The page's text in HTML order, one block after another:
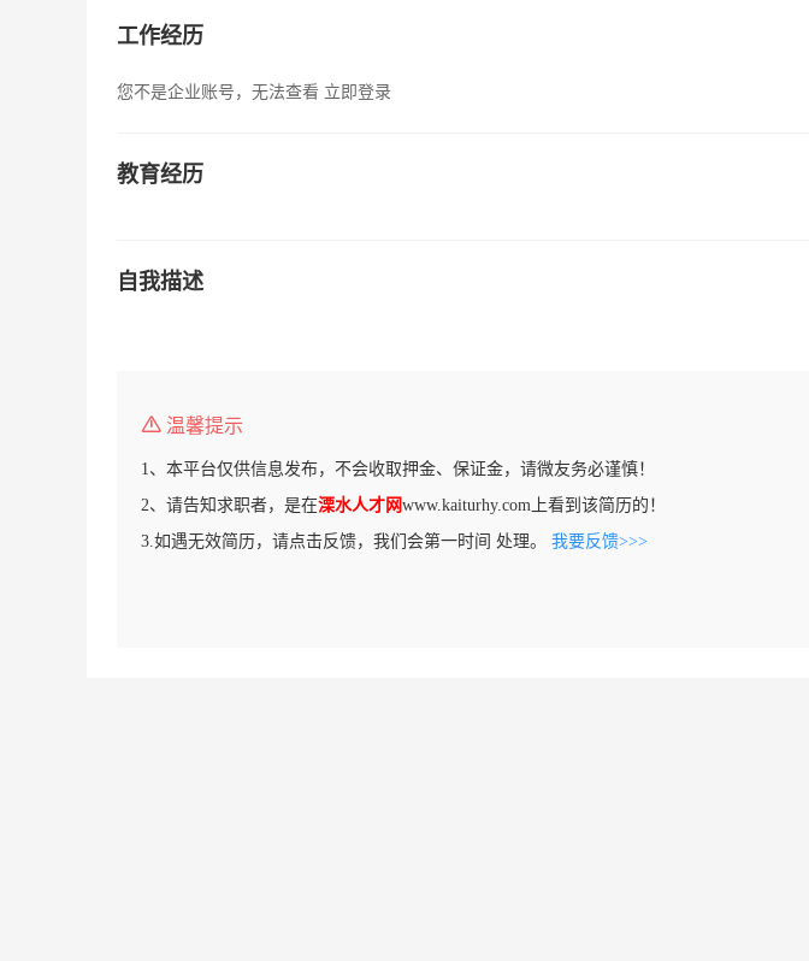
工作经历
您不是企业账号，无法查看 立即登录
教育经历
自我描述
温馨提示
1、本平台仅供信息发布，不会收取押金、保证金，请微友务必谨慎！
2、请告知求职者，是在溧水人才网www.kaiturhy.com上看到该简历的！
3.如遇无效简历，请点击反馈，我们会第一时间 处理。 我要反馈>>>